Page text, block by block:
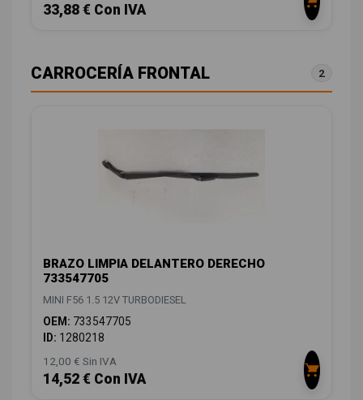
33,88 € Con IVA
CARROCERÍA FRONTAL 2
BRAZO LIMPIA DELANTERO DERECHO
733547705
MINI F56 1.5 12V TURBODIESEL
OEM: 733547705
ID: 1280218
12,00 € Sin IVA
14,52 € Con IVA